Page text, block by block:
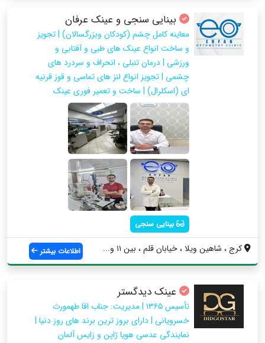
بینایی سنجی و عینک عرفان
معاینه کامل چشم (کودکان وبزرگسالان) | تجویز
و ساخت انواع عینک های طبی و آفتابی و
ورزشی | درمان تنبلی ، انحراف و سردرد های
چشمی | تجویز انواع لنز های تماسی و قوز قرنیه
ای (اسکلرال) | ساخت و تعمیر فوری عینک
بینایی سنجی
کرج ، شاهین ویلا ، خیابان قلم ، بین ۱۱ و... اطلاعات بیشتر
عینک دیدگستر
تأسیس ١٣٦٥ | مدیریت: جناب اقا طهمورث
خسرویانی | دارای بروز ترین برند های روز دنیا |
نمایندگی عدسی هویا ژاپن و زایس آلمان